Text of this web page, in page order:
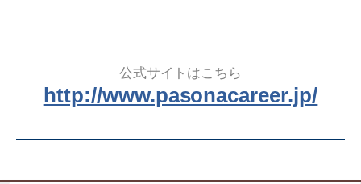
公式サイトはこちら
http://www.pasonacareer.jp/